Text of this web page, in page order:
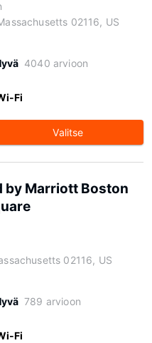
02116, US
4040 arvioon
Fi
Valitse
by Marriott Boston
02116, US
789 arvioon
Fi